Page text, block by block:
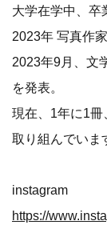
大学在学中、卒
2023年 写真作
2023年9月、文
を発表。
現在、1年に1冊
取り組んでいま
instagram
https://